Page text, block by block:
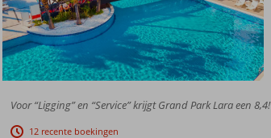
Voor “Ligging” en “Service” krijgt Grand Park Lara een 8,4!
12 recente boekingen